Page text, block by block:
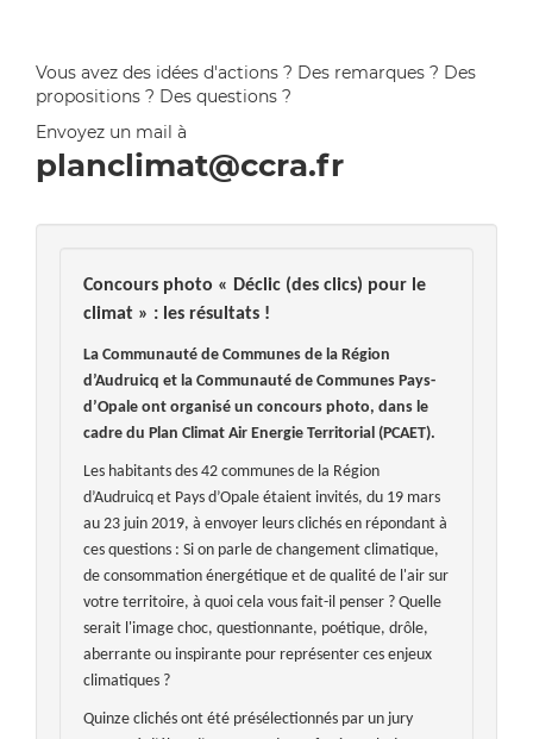
Vous avez des idées d'actions ? Des remarques ? Des
propositions ? Des questions ?
Envoyez un mail à
planclimat@ccra.fr
Concours photo « Déclic (des clics) pour le
climat » : les résultats !
La Communauté de Communes de la Région
d’Audruicq et la Communauté de Communes Pays-
d’Opale ont organisé un concours photo, dans le
cadre du Plan Climat Air Energie Territorial (PCAET).
Les habitants des 42 communes de la Région
d’Audruicq et Pays d’Opale étaient invités, du 19 mars
au 23 juin 2019, à envoyer leurs clichés en répondant à
ces questions : Si on parle de changement climatique,
de consommation énergétique et de qualité de l'air sur
votre territoire, à quoi cela vous fait-il penser ? Quelle
serait l'image choc, questionnante, poétique, drôle,
aberrante ou inspirante pour représenter ces enjeux
climatiques ?
Quinze clichés ont été présélectionnés par un jury